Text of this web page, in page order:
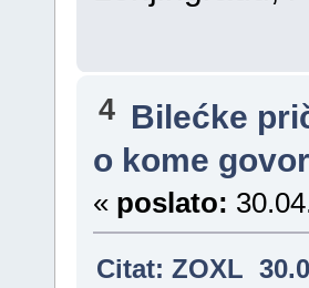
4 Bilećke
o kome
« poslato:
Citat: ZOXL